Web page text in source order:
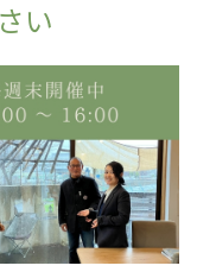
い